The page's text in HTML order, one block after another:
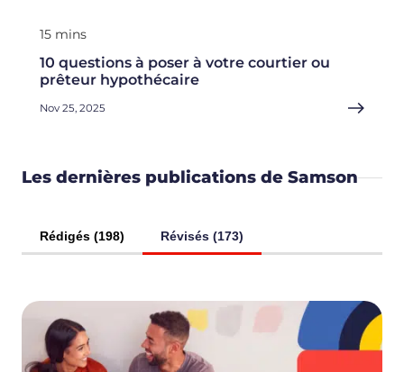
15 mins
10 questions à poser à votre courtier ou
prêteur hypothécaire
Nov 25, 2025
Les dernières publications de Samson
Rédigés (198) Révisés (173)